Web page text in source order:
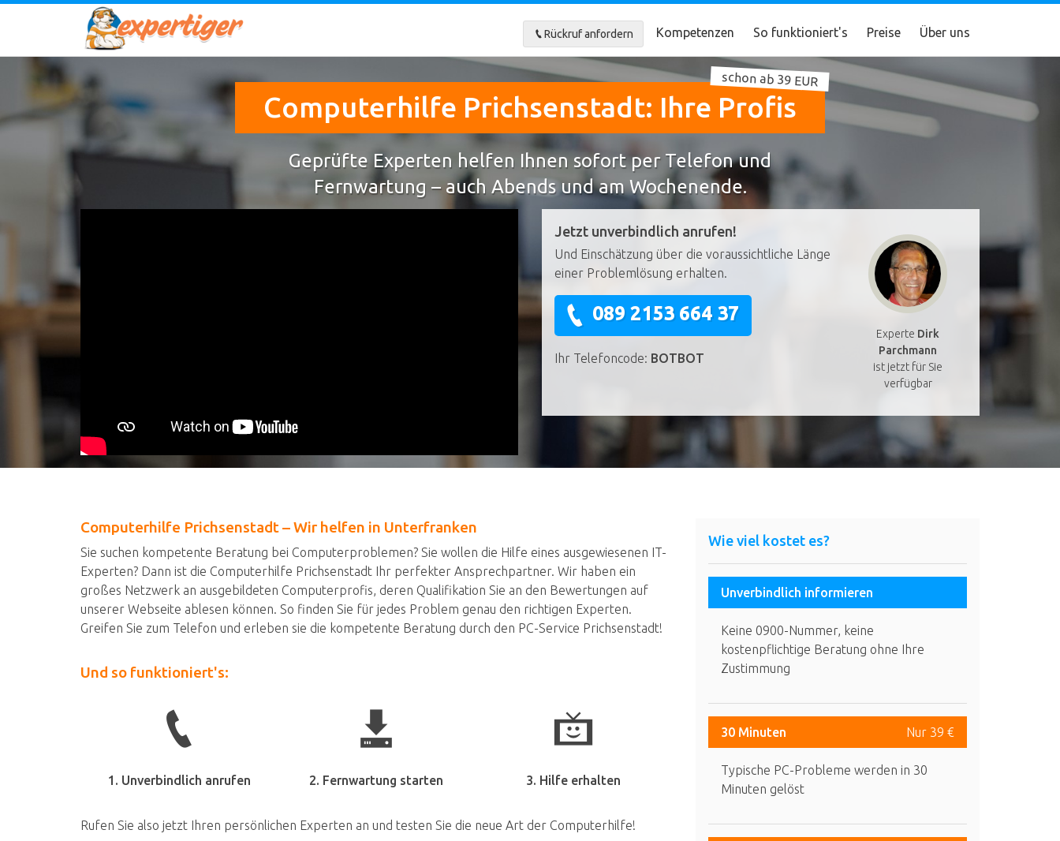
Rückruf anfordern Kompetenzen So funktioniert's Preise Über uns
Computerhilfe Prichsenstadt: Ihre Profis
schon ab 39 EUR
Geprüfte Experten helfen Ihnen sofort per Telefon und
Fernwartung – auch Abends und am Wochenende.
Experte Dirk
Parchmann
ist jetzt für Sie
verfügbar
Jetzt unverbindlich anrufen!
Und Einschätzung über die voraussichtliche Länge
einer Problemlösung erhalten.
089 2153 664 37
Ihr Telefoncode: BOTBOT
Computerhilfe Prichsenstadt – Wir helfen in Unterfranken
Sie suchen kompetente Beratung bei Computerproblemen? Sie wollen die Hilfe eines ausgewiesenen IT-
Experten? Dann ist die Computerhilfe Prichsenstadt Ihr perfekter Ansprechpartner. Wir haben ein
großes Netzwerk an ausgebildeten Computerprofis, deren Qualifikation Sie an den Bewertungen auf
unserer Webseite ablesen können. So finden Sie für jedes Problem genau den richtigen Experten.
Greifen Sie zum Telefon und erleben sie die kompetente Beratung durch den PC-Service Prichsenstadt!
Und so funktioniert's:
1. Unverbindlich anrufen 2. Fernwartung starten 3. Hilfe erhalten
Rufen Sie also jetzt Ihren persönlichen Experten an und testen Sie die neue Art der Computerhilfe!
Wie viel kostet es?
Unverbindlich informieren
Keine 0900-Nummer, keine
kostenpflichtige Beratung ohne Ihre
Zustimmung
30 Minuten Nur 39 €
Typische PC-Probleme werden in 30
Minuten gelöst